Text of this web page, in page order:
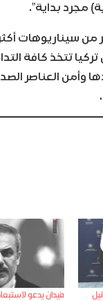
مجرد بداية”.
من سيناريوهات
تتخذ كافة
وأمن العناصر
فيدان يدعو